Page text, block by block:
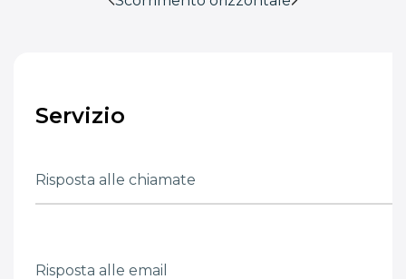
Servizio
Risposta alle chiamate
Risposta alle email